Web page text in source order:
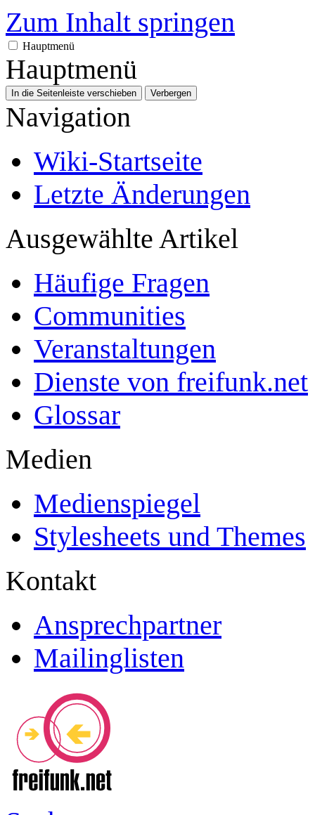
Zum Inhalt springen
Hauptmenü
Hauptmenü
In die Seitenleiste verschieben Verbergen
Navigation
Wiki-Startseite
Letzte Änderungen
Ausgewählte Artikel
Häufige Fragen
Communities
Veranstaltungen
Dienste von freifunk.net
Glossar
Medien
Medienspiegel
Stylesheets und Themes
Kontakt
Ansprechpartner
Mailinglisten